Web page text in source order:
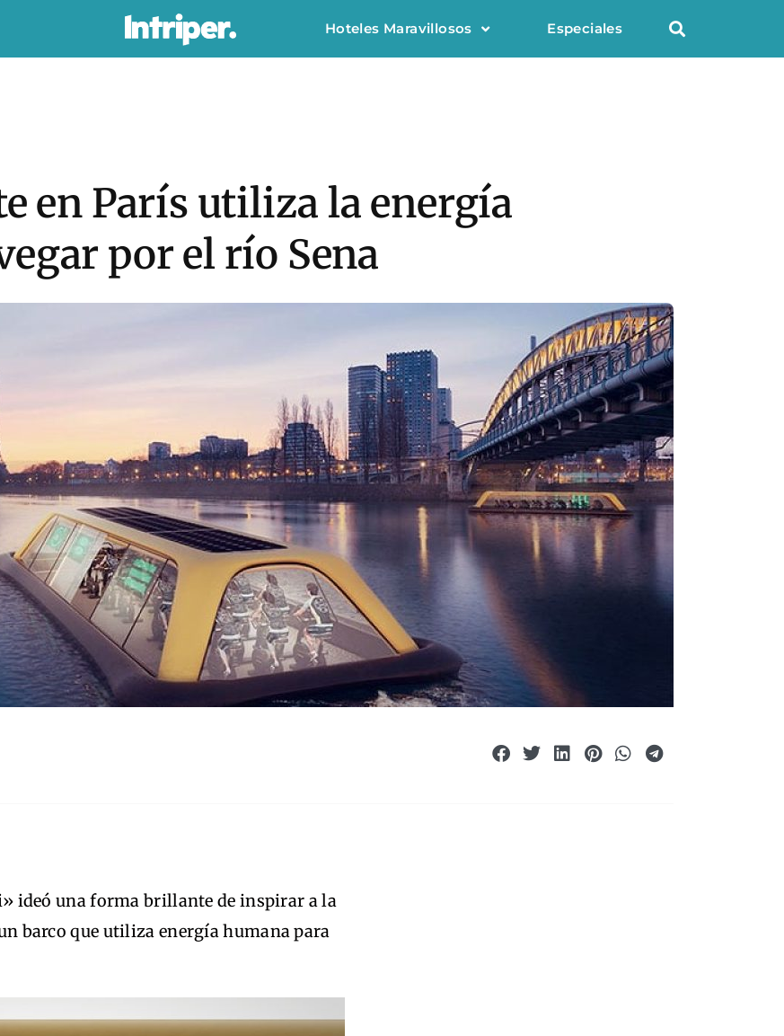
Hoteles Maravillosos Especiales
en París utiliza la energía
por el río Sena
ideó una forma brillante de inspirar a la
barco que utiliza energía humana para